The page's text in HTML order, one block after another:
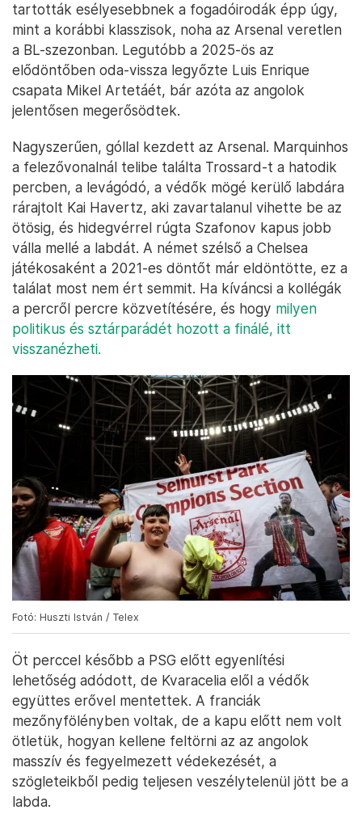
tartották esélyesebbnek a fogadóirodák épp úgy,
mint a korábbi klasszisok, noha az Arsenal veretlen
a BL-szezonban. Legutóbb a 2025-ös az
elődöntőben oda-vissza legyőzte Luis Enrique
csapata Mikel Artetáét, bár azóta az angolok
jelentősen megerősödtek.
Nagyszerűen, góllal kezdett az Arsenal. Marquinhos
a felezővonalnál telibe találta Trossard-t a hatodik
percben, a levágódó, a védők mögé kerülő labdára
rárajtolt Kai Havertz, aki zavartalanul vihette be az
ötösig, és hidegvérrel rúgta Szafonov kapus jobb
válla mellé a labdát. A német szélső a Chelsea
játékosaként a 2021-es döntőt már eldöntötte, ez a
találat most nem ért semmit. Ha kíváncsi a kollégák
a percről percre közvetítésére, és hogy milyen
politikus és sztárparádét hozott a finálé, itt
visszanézheti.
Fotó: Huszti István / Telex
Öt perccel később a PSG előtt egyenlítési
lehetőség adódott, de Kvaracelia elől a védők
együttes erővel mentettek. A franciák
mezőnyfölényben voltak, de a kapu előtt nem volt
ötletük, hogyan kellene feltörni az az angolok
masszív és fegyelmezett védekezését, a
szögleteikből pedig teljesen veszélytelenül jött be a
labda.